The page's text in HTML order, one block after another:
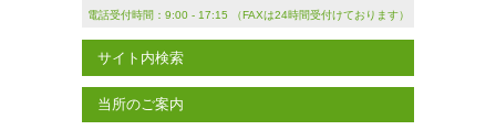
電話受付時間：9:00 - 17:15 （FAXは24時間受付けております）
サイト内検索
当所のご案内